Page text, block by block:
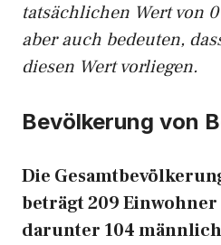
tatsächlichen Wert von
aber auch bedeuten,
diesen Wert vorliegen.
Bevölkerung von
Die
beträgt 209 Einwohner
darunter 104